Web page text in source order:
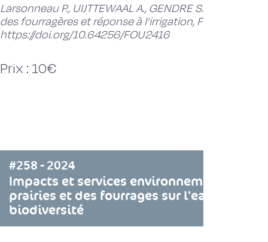
Larsonneau P., UIJTTEWAAL A., GENDRE S. (2024).
des fourragères et réponse à l’irrigation, Fourrages
https://doi.org/10.64256/FOU2416
Prix : 10€
#258 - 2024
Impacts et services environnementaux
prairies et des fourrages sur l'eau et la
biodiversité